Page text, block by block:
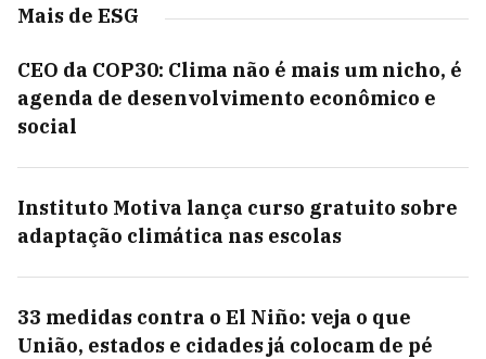
Mais de ESG
CEO da COP30: Clima não é mais um nicho, é
agenda de desenvolvimento econômico e
social
Instituto Motiva lança curso gratuito sobre
adaptação climática nas escolas
33 medidas contra o El Niño: veja o que
União, estados e cidades já colocam de pé